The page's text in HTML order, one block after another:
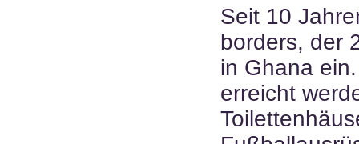
Seit 10
borders, der
in Ghana
erreicht